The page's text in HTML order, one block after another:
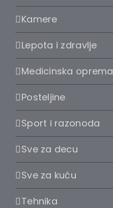
Kamere
Lepota i zdravlje
Medicinska oprema
Posteljine
Sport i razonoda
Sve za decu
Sve za kuću
Tehnika